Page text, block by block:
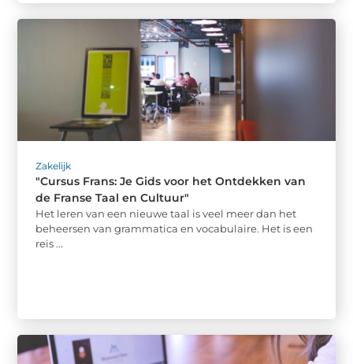
Zakelijk
"Cursus Frans: Je Gids voor het Ontdekken van
de Franse Taal en Cultuur"
Het leren van een nieuwe taal is veel meer dan het
beheersen van grammatica en vocabulaire. Het is een
reis ...